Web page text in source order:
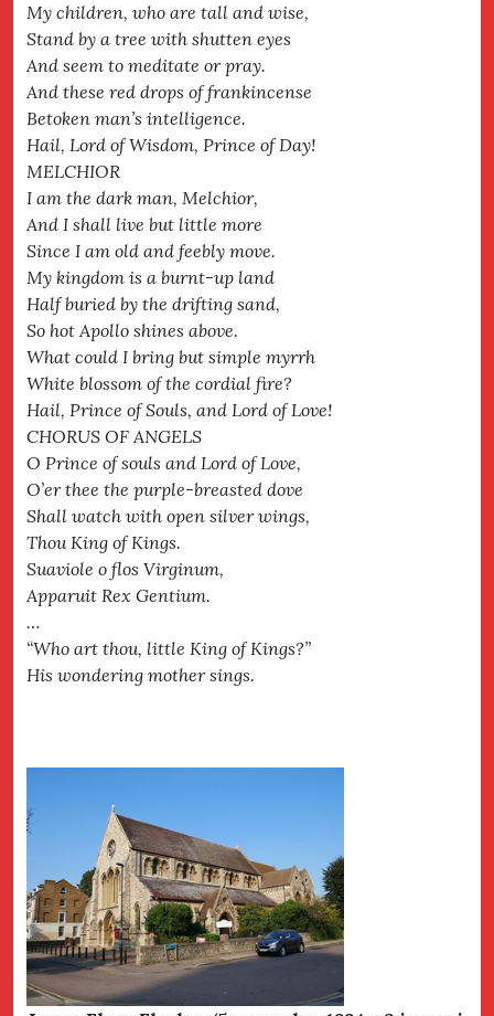
My children, who are tall and wise,
Stand by a tree with shutten eyes
And seem to meditate or pray.
And these red drops of frankincense
Betoken man’s intelligence.
Hail, Lord of Wisdom, Prince of Day!
MELCHIOR
I am the dark man, Melchior,
And I shall live but little more
Since I am old and feebly move.
My kingdom is a burnt-up land
Half buried by the drifting sand,
So hot Apollo shines above.
What could I bring but simple myrrh
White blossom of the cordial fire?
Hail, Prince of Souls, and Lord of Love!
CHORUS OF ANGELS
O Prince of souls and Lord of Love,
O’er thee the purple-breasted dove
Shall watch with open silver wings,
Thou King of Kings.
Suaviole o flos Virginum,
Apparuit Rex Gentium.
…
“Who art thou, little King of Kings?”
His wondering mother sings.